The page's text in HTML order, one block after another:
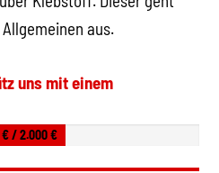
aus.
uns mit einem
€ / 2.000 €